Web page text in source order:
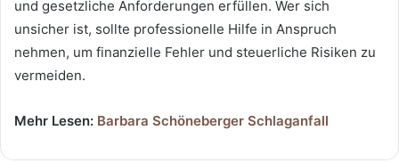
und gesetzliche Anforderungen erfüllen. Wer sich
unsicher ist, sollte professionelle Hilfe in Anspruch
nehmen, um finanzielle Fehler und steuerliche Risiken zu
vermeiden.
Mehr Lesen: Barbara Schöneberger Schlaganfall